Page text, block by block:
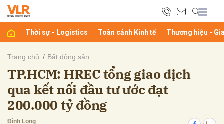
Thời sự - Logistics Toàn cảnh Kinh tế Thương hiệu -
Trang chủ Bất động sản
TP.HCM: HREC tổng giao dịch
qua kết nối đầu tư ước đạt
200.000 tỷ đồng
Đình Long
Hủy